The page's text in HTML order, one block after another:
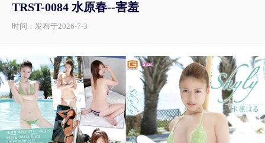
TRST-0084 水原春--害羞
时间：发布于2026-7-3